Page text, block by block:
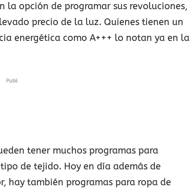
la opción de programar sus revoluciones,
precio de la luz. Quienes tienen un
energética como A+++ lo notan ya en la
Publi
tener muchos programas para
de tejido. Hoy en día además de
hay también programas para ropa de